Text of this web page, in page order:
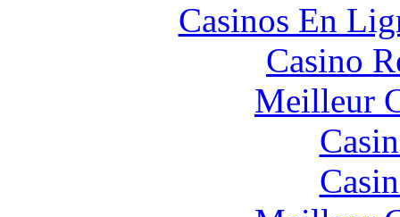
Casinos En
Casino
Meilleur